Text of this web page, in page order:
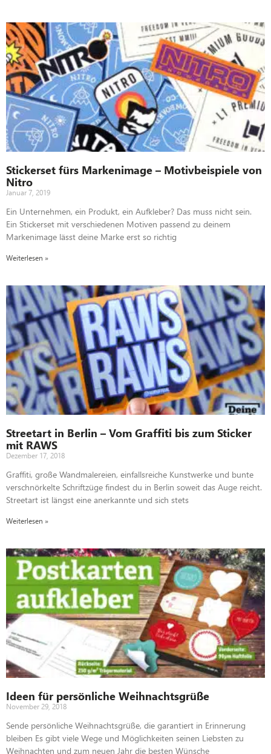
Stickerset fürs Markenimage – Motivbeispiele von
Nitro
Januar 7, 2019
Ein Unternehmen, ein Produkt, ein Aufkleber? Das muss nicht sein.
Ein Stickerset mit verschiedenen Motiven passend zu deinem
Markenimage lässt deine Marke erst so richtig
Weiterlesen »
Streetart in Berlin – Vom Graffiti bis zum Sticker
mit RAWS
Dezember 17, 2018
Graffiti, große Wandmalereien, einfallsreiche Kunstwerke und bunte
verschnörkelte Schriftzüge findest du in Berlin soweit das Auge reicht.
Streetart ist längst eine anerkannte und sich stets
Weiterlesen »
Ideen für persönliche Weihnachtsgrüße
November 29, 2018
Sende persönliche Weihnachtsgrüße, die garantiert in Erinnerung
bleiben Es gibt viele Wege und Möglichkeiten seinen Liebsten zu
Weihnachten und zum neuen Jahr die besten Wünsche